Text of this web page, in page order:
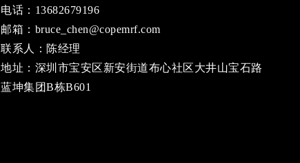
电话：13682679196
邮箱：bruce_chen@copemrf.com
联系人：陈经理
地址：深圳市宝安区新安街道布心社区大井山宝石路
蓝坤集团B栋B601